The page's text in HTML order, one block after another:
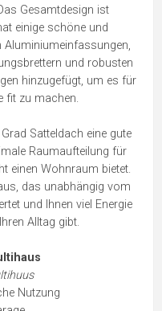
Gesamtdesign ist
einige schöne und
Aluminiumeinfassungen,
und robusten
hinzugefügt, um es für
fit zu machen.
Satteldach eine gute
Raumaufteilung für
einen Wohnraum bietet.
das unabhängig vom
und Ihnen viel Energie
Alltag gibt.
Nutzung